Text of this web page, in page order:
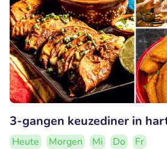
3-gangen keuzediner in
Heute Morgen Mi Do
Fr